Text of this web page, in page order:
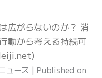
広がらないのか？ 消
動から考える持続可
ュース
Published on